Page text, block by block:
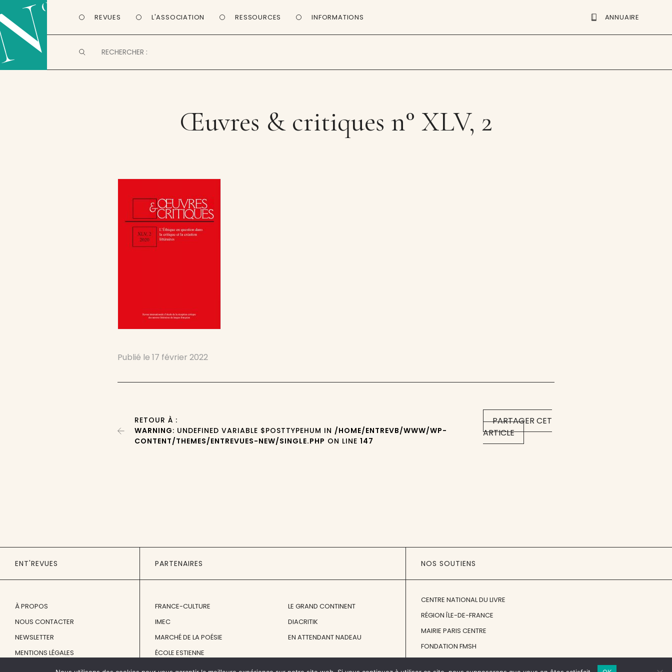
REVUES L'ASSOCIATION RESSOURCES INFORMATIONS ANNUAIRE
Œuvres & critiques n° XLV, 2
Publié le17 février 2022
PARTAGER CET
ARTICLE
RETOUR À :
WARNING: UNDEFINED VARIABLE $POSTTYPEHUM IN /HOME/ENTREVB/WWW/WP-
CONTENT/THEMES/ENTREVUES-NEW/SINGLE.PHP ON LINE147
ENT'REVUES
À PROPOS
NOUS CONTACTER
NEWSLETTER
MENTIONS LÉGALES
PARTENAIRES
FRANCE-CULTURE
IMEC
MARCHÉ DE LA POÉSIE
ÉCOLE ESTIENNE
LE GRAND CONTINENT
DIACRITIK
EN ATTENDANT NADEAU
NOS SOUTIENS
CENTRE NATIONAL DU LIVRE
RÉGION ÎLE-DE-FRANCE
MAIRIE PARIS CENTRE
FONDATION FMSH